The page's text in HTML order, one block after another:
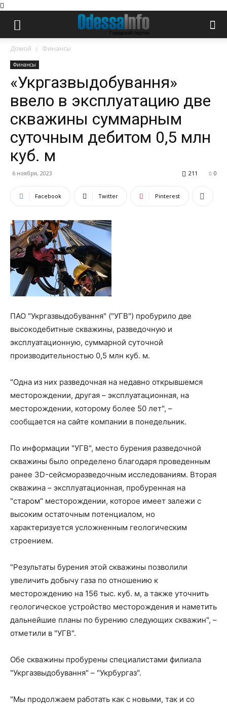
Домой Финансы
Финансы
«Укргазвыдобування»
ввело в эксплуатацию две
скважины суммарным
суточным дебитом 0,5 млн
куб. м
6 ноября, 2023 0
211
Facebook Twitter Pinterest
ПАО "Укргазвыдобування" ("УГВ") пробурило две
высокодебитные скважины, разведочную и
эксплуатационную, суммарной суточной
производительностью 0,5 млн куб. м.
"Одна из них разведочная на недавно открывшемся
месторождении, другая – эксплуатационная, на
месторождении, которому более 50 лет", –
сообщается на сайте компании в понедельник.
По информации "УГВ", место бурения разведочной
скважины было определено благодаря проведенным
ранее 3D-сейсморазведочным исследованиям. Вторая
скважина – эксплуатационная, пробуренная на
"старом" месторождении, которое имеет залежи с
высоким остаточным потенциалом, но
характеризуется усложненным геологическим
строением.
"Результаты бурения этой скважины позволили
увеличить добычу газа по отношению к
месторождению на 156 тыс. куб. м, а также уточнить
геологическое устройство месторождения и наметить
дальнейшие планы по бурению следующих скважин", –
отметили в "УГВ".
Обе скважины пробурены специалистами филиала
"Укргазвыдобування" – "Укрбургаз".
"Мы продолжаем работать как с новыми, так и со